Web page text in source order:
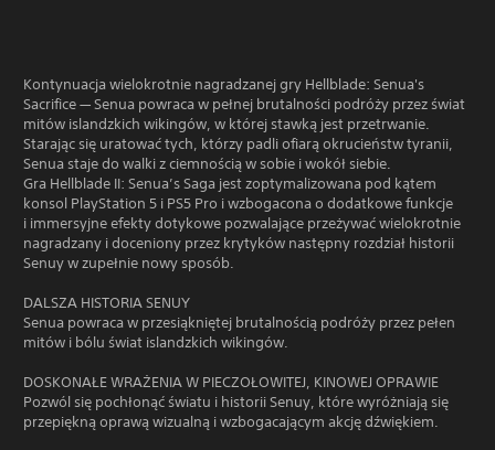
Kontynuacja wielokrotnie nagradzanej gry Hellblade: Senua's
Sacrifice — Senua powraca w pełnej brutalności podróży przez świat
mitów islandzkich wikingów, w której stawką jest przetrwanie.
Starając się uratować tych, którzy padli ofiarą okrucieństw tyranii,
Senua staje do walki z ciemnością w sobie i wokół siebie.
Gra Hellblade II: Senua’s Saga jest zoptymalizowana pod kątem
konsol PlayStation 5 i PS5 Pro i wzbogacona o dodatkowe funkcje
i immersyjne efekty dotykowe pozwalające przeżywać wielokrotnie
nagradzany i doceniony przez krytyków następny rozdział historii
Senuy w zupełnie nowy sposób.
DALSZA HISTORIA SENUY
Senua powraca w przesiąkniętej brutalnością podróży przez pełen
mitów i bólu świat islandzkich wikingów.
DOSKONAŁE WRAŻENIA W PIECZOŁOWITEJ, KINOWEJ OPRAWIE
Pozwól się pochłonąć światu i historii Senuy, które wyróżniają się
przepiękną oprawą wizualną i wzbogacającym akcję dźwiękiem.